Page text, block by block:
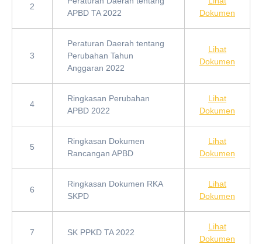
2
APBD TA 2022
Dokumen
3
Peraturan Daerah tentang
Perubahan Tahun
Anggaran 2022
Lihat
Dokumen
4
Ringkasan Perubahan
APBD 2022
Lihat
Dokumen
5
Ringkasan Dokumen
Rancangan APBD
Lihat
Dokumen
6
Ringkasan Dokumen RKA
SKPD
Lihat
Dokumen
7 SK PPKD TA 2022
Lihat
Dokumen